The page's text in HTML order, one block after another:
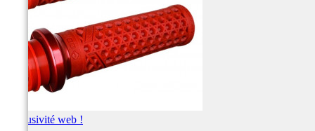
Exclusivité web !